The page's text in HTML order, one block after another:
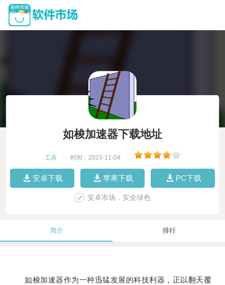
如梭加速器下载地址
工具 时间：2023-11-04
安卓下载 苹果下载 PC下载
安卓市场，安全绿色
简介 排行
如梭加速器作为一种迅猛发展的科技利器，正以翻天覆